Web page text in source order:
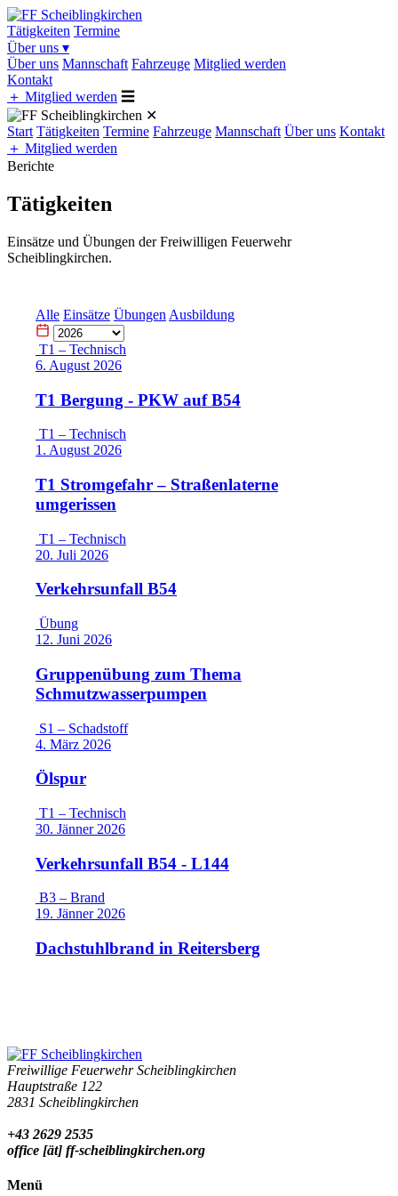
Tätigkeiten Termine
Über uns ▾
Über uns Mannschaft Fahrzeuge Mitglied werden
Kontakt
＋ Mitglied werden ☰
✕
Start Tätigkeiten Termine Fahrzeuge Mannschaft Über uns Kontakt
＋ Mitglied werden
Berichte
Tätigkeiten
Einsätze und Übungen der Freiwilligen Feuerwehr
Scheiblingkirchen.
Alle Einsätze Übungen Ausbildung
T1 – Technisch
6. August 2026
T1 Bergung - PKW auf B54
T1 – Technisch
1. August 2026
T1 Stromgefahr – Straßenlaterne
umgerissen
T1 – Technisch
20. Juli 2026
Verkehrsunfall B54
Übung
12. Juni 2026
Gruppenübung zum Thema
Schmutzwasserpumpen
S1 – Schadstoff
4. März 2026
Ölspur
T1 – Technisch
30. Jänner 2026
Verkehrsunfall B54 - L144
B3 – Brand
19. Jänner 2026
Dachstuhlbrand in Reitersberg
Freiwillige Feuerwehr Scheiblingkirchen
Hauptstraße 122
2831 Scheiblingkirchen
+43 2629 2535
office [ät] ff-scheiblingkirchen.org
Menü